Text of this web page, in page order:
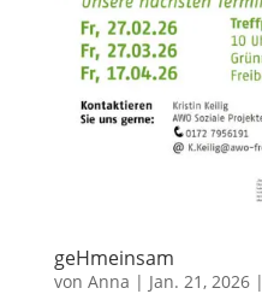
geHmeinsam
von Anna | Jan. 21, 2026|